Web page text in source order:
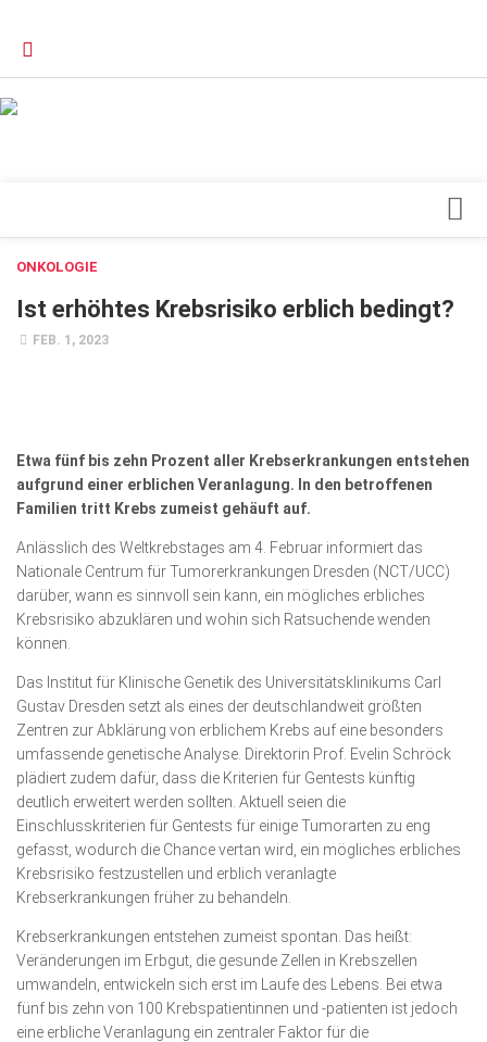
Blick ins Innere
Forschung
Herz & Kreislauf
Special
Wirtschaft, Recht, Finanzen
Zahn, Mund, Kiefer
Forum Gesundheit
Allgemein
Innovationen
Kampf gegen Krebs
Hören
Lebensart
ONKOLOGIE
Ist erhöhtes Krebsrisiko erblich bedingt?
FEB. 1, 2023
Etwa fünf bis zehn Prozent aller Krebserkrankungen entstehen
aufgrund einer erblichen Veranlagung. In den betroffenen
Familien tritt Krebs zumeist gehäuft auf.
Anlässlich des Weltkrebstages am 4. Februar informiert das
Nationale Centrum für Tumorerkrankungen Dresden (NCT/UCC)
darüber, wann es sinnvoll sein kann, ein mögliches erbliches
Krebsrisiko abzuklären und wohin sich Ratsuchende wenden
können.
Das Institut für Klinische Genetik des Universitätsklinikums Carl
Gustav Dresden setzt als eines der deutschlandweit größten
Zentren zur Abklärung von erblichem Krebs auf eine besonders
umfassende genetische Analyse. Direktorin Prof. Evelin Schröck
plädiert zudem dafür, dass die Kriterien für Gentests künftig
deutlich erweitert werden sollten. Aktuell seien die
Einschlusskriterien für Gentests für einige Tumorarten zu eng
gefasst, wodurch die Chance vertan wird, ein mögliches erbliches
Krebsrisiko festzustellen und erblich veranlagte
Krebserkrankungen früher zu behandeln.
Krebserkrankungen entstehen zumeist spontan. Das heißt:
Veränderungen im Erbgut, die gesunde Zellen in Krebszellen
umwandeln, entwickeln sich erst im Laufe des Lebens. Bei etwa
fünf bis zehn von 100 Krebspatientinnen und -patienten ist jedoch
eine erbliche Veranlagung ein zentraler Faktor für die